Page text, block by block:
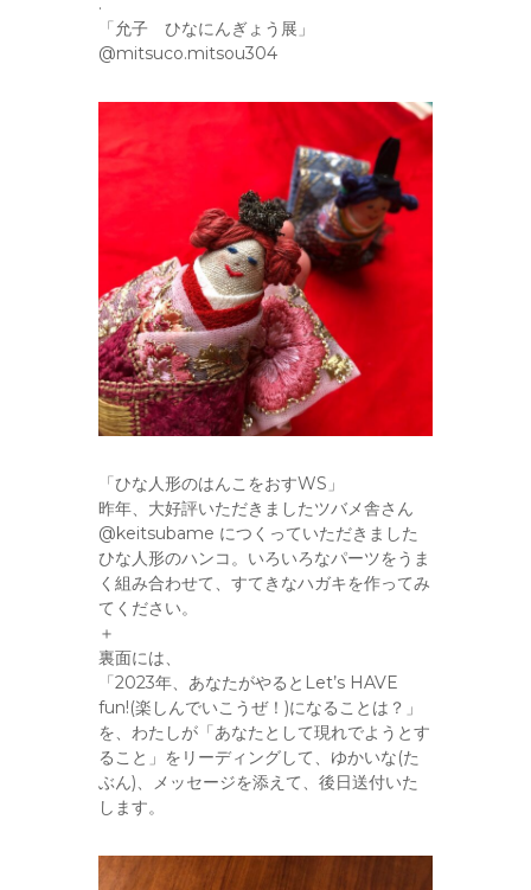
「允子 ひなにんぎょう展」
@mitsuco.mitsou304
「ひな人形のはんこをおすWS」
昨年、大好評いただきましたツバメ舎さん
@keitsubame につくっていただきました
ひな人形のハンコ。いろいろなパーツをうま
く組み合わせて、すてきなハガキを作ってみ
てください。
＋
裏面には、
「2023年、あなたがやるとLet’s HAVE
fun!(楽しんでいこうぜ！)になることは？」
を、わたしが「あなたとして現れでようとす
ること」をリーディングして、ゆかいな(た
ぶん)、メッセージを添えて、後日送付いた
します。